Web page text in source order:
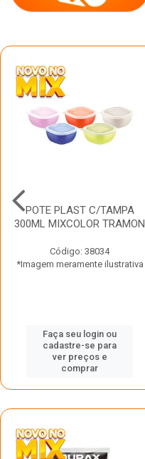
POTE PLAST C/TAMPA
300ML MIXCOLOR TRAMON
Código: 38034
*Imagem meramente ilustrativa
Faça seu login ou
cadastre-se para
ver preços e
comprar